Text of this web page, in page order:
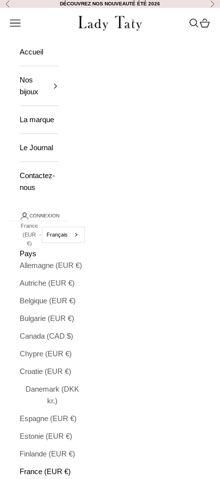
Passer au contenu
Précédent DÉCOUVREZ NOS NOUVEAUTÉ ÉTÉ 2026
Lady Taty
Ouvrir la navigation Ouvrir la
Voir
Accueil
Nos
bijoux
La marque
Le Journal
Contactez-
nous
CONNEXION
France
(EUR
€)
Français
Pays
Allemagne (EUR €)
Autriche (EUR €)
Belgique (EUR €)
Bulgarie (EUR €)
Canada (CAD $)
Chypre (EUR €)
Croatie (EUR €)
Danemark (DKK
kr.)
Espagne (EUR €)
Estonie (EUR €)
Finlande (EUR €)
France (EUR €)